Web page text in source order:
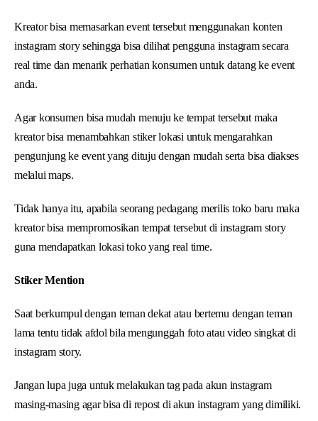
Kreator bisa memasarkan event tersebut menggunakan konten
instagram story sehingga bisa dilihat pengguna instagram secara
real time dan menarik perhatian konsumen untuk datang ke event
anda.
Agar konsumen bisa mudah menuju ke tempat tersebut maka
kreator bisa menambahkan stiker lokasi untuk mengarahkan
pengunjung ke event yang dituju dengan mudah serta bisa diakses
melalui maps.
Tidak hanya itu, apabila seorang pedagang merilis toko baru maka
kreator bisa mempromosikan tempat tersebut di instagram story
guna mendapatkan lokasi toko yang real time.
Stiker Mention
Saat berkumpul dengan teman dekat atau bertemu dengan teman
lama tentu tidak afdol bila mengunggah foto atau video singkat di
instagram story.
Jangan lupa juga untuk melakukan tag pada akun instagram
masing-masing agar bisa di repost di akun instagram yang dimiliki.